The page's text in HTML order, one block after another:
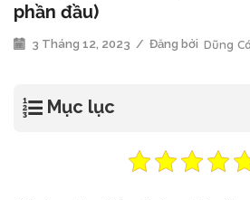
phần đầu)
3 Tháng 12, 2023 / Đăng bởi Dũng
Mục lục